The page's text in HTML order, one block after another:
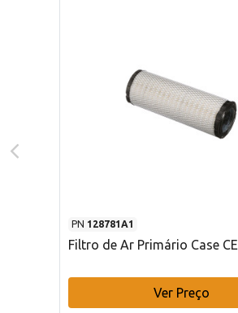
PN 128781A1
Filtro de Ar Primário Case CE
Ver Preço